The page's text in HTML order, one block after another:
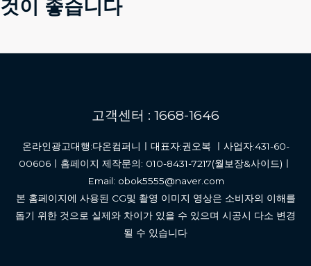
것이 좋습니다
고객센터 : 1668-1646
온라인광고대행:다온컴퍼니ㅣ대표자:권오복 ㅣ사업자:431-60-
00606ㅣ홈페이지 제작문의: 010-8431-7217(월보장&사이드)ㅣ
Email: obok5555@naver.com
본 홈페이지에 사용된 CG및 촬영 이미지 영상은 소비자의 이해를
돕기 위한 것으로 실제와 차이가 있을 수 있으며 시공시 다소 변경
될 수 있습니다